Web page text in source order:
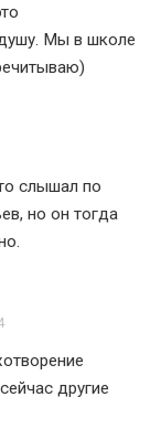
Мы в школе
слышал по
но он тогда
другие